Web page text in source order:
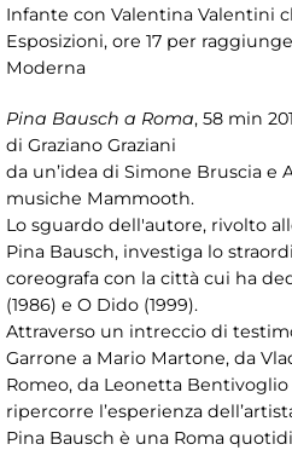
Infante con Valentina Valentini
Esposizioni, ore 17 per
Moderna
Pina Bausch a Roma, 58 min
di Graziano Graziani
da un’idea di Simone Bruscia e
musiche Mammooth.
Lo sguardo dell'autore, rivolto
Pina Bausch, investiga lo
coreografa con la città cui ha
(1986) e O Dido (1999).
Attraverso un intreccio di
Garrone a Mario Martone, da
Romeo, da Leonetta
ripercorre l’esperienza
Pina Bausch è una Roma